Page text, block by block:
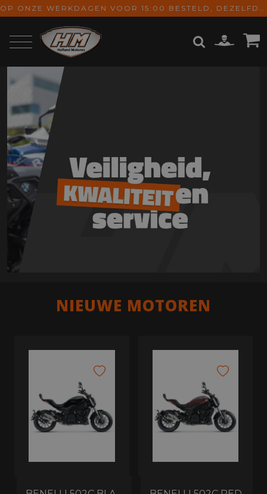
OP ONZE WERKDAGEN VOOR 15:00 BESTELD, DEZELFDE DAG VERZONDEN! GRATIS VERZENDING VANAF € 65,-
NIEUWE MOTOREN